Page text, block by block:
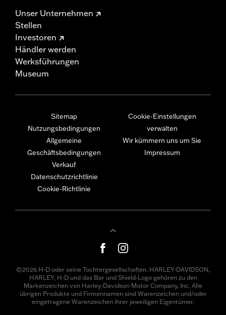
Unser Unternehmen
Stellen
Investoren
Händler werden
Werksführungen
Museum
Sitemap
Nutzungsbedingungen
Allgemeine
Geschäftsbedingungen
Verkauf
Datenschutzrichtlinie
Cookie-Richtlinie
Cookie-Einstellungen
verwalten
Wir kümmern uns um Sie
Impressum
©2026 H-D oder seine Tochtergesellschaften. HARLEY-DAVIDSON,
HARLEY, H-D und das Bar und Shield-Logo gehören zu den
Markenzeichen von Harley-Davidson Motor Company, Inc. Alle
übrigen Produkte und Firmennamen sind Warenzeichen und/oder
eingetragene Warenzeichen ihrer jeweiligen Eigentümer.